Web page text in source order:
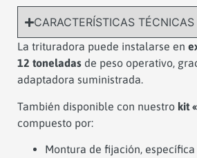
CARACTERÍSTICAS TÉCNICAS
La trituradora puede instalarse en
12 toneladas de peso operativo,
adaptadora suministrada.
También disponible con nuestro kit
compuesto por:
Montura de fijación,